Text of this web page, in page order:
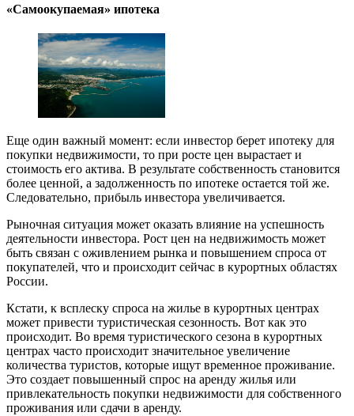
«Самоокупаемая» ипотека
Еще один важный момент: если инвестор берет ипотеку для
покупки недвижимости, то при росте цен вырастает и
стоимость его актива. В результате собственность становится
более ценной, а задолженность по ипотеке остается той же.
Следовательно, прибыль инвестора увеличивается.
Рыночная ситуация может оказать влияние на успешность
деятельности инвестора. Рост цен на недвижимость может
быть связан с оживлением рынка и повышением спроса от
покупателей, что и происходит сейчас в курортных областях
России.
Кстати, к всплеску спроса на жилье в курортных центрах
может привести туристическая сезонность. Вот как это
происходит. Во время туристического сезона в курортных
центрах часто происходит значительное увеличение
количества туристов, которые ищут временное проживание.
Это создает повышенный спрос на аренду жилья или
привлекательность покупки недвижимости для собственного
проживания или сдачи в аренду.